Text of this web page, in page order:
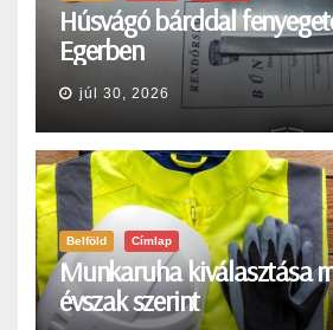
Húsvágó bárddal
Egerben
júl 30, 2026
Belföld Címlap
Munkaruha kiválasztása
évszak szerint